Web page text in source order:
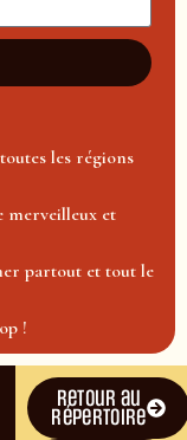
les régions
merveilleux et
partout et tout le
!
Retour au
répertoire